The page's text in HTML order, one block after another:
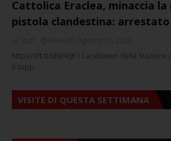
Cattolica Eraclea, minaccia
pistola clandestina: arrestato
https://ift.tt/ulBHEJK I Carabinieri della Stazione
il supp…
VISITE DI QUESTA SETTIMANA